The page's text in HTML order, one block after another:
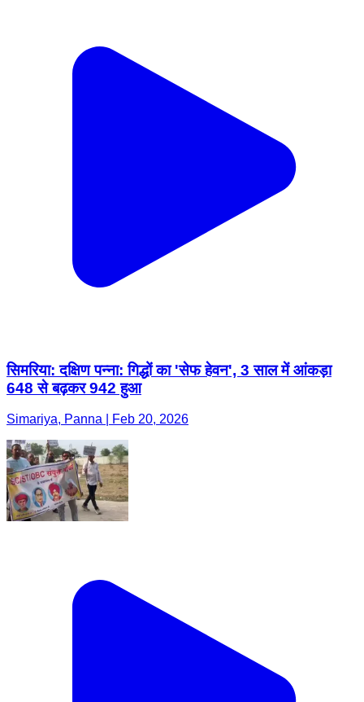
सिमरिया: दक्षिण पन्ना: गिद्धों का 'सेफ हेवन', 3 साल में आंकड़ा
648 से बढ़कर 942 हुआ
Simariya, Panna | Feb 20, 2026